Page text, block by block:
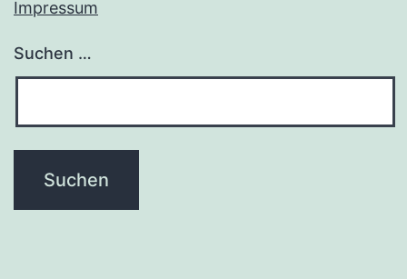
Impressum
Suchen …